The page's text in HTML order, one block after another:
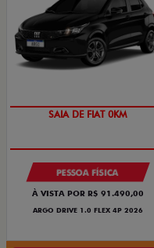
SAIA DE FIAT 0KM
PESSOA FÍSICA
À VISTA POR R$ 91.490,00
ARGO DRIVE 1.0 FLEX 4P 2026